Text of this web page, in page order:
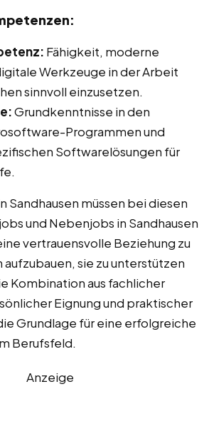
Fähigkeit, moderne
Werkzeuge in der Arbeit
sinnvoll einzusetzen.
Grundkenntnisse in den
Programmen und
Softwarelösungen für
Sandhausen müssen bei diesen
und Nebenjobs in Sandhausen
vertrauensvolle Beziehung zu
sie zu unterstützen
Kombination aus fachlicher
Eignung und praktischer
Grundlage für eine erfolgreiche
Berufsfeld.
Anzeige